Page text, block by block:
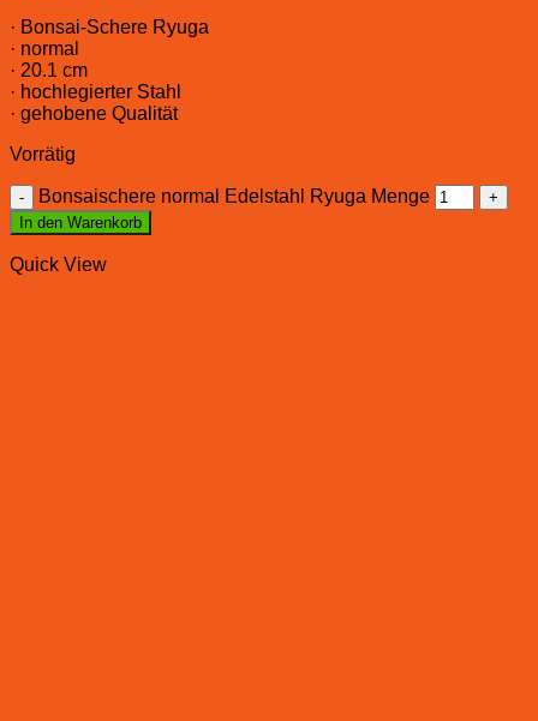
· Bonsai-Schere Ryuga
· normal
· 20.1 cm
· hochlegierter Stahl
· gehobene Qualität
Vorrätig
Bonsaischere normal Edelstahl Ryuga Menge
In den Warenkorb
Quick View